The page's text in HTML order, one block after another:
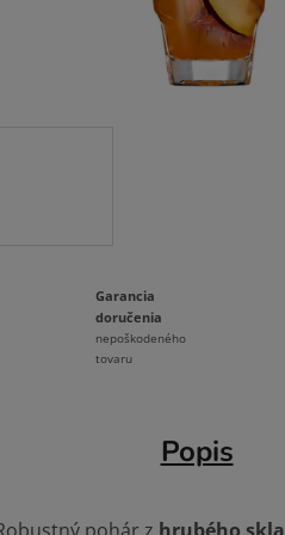
Garancia
doručenia
nepoškodeného
tovaru
Popis